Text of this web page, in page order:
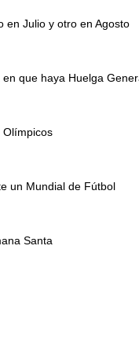
en Julio y otro en Agosto
que haya Huelga
Olímpicos
un Mundial de Fútbol
Santa